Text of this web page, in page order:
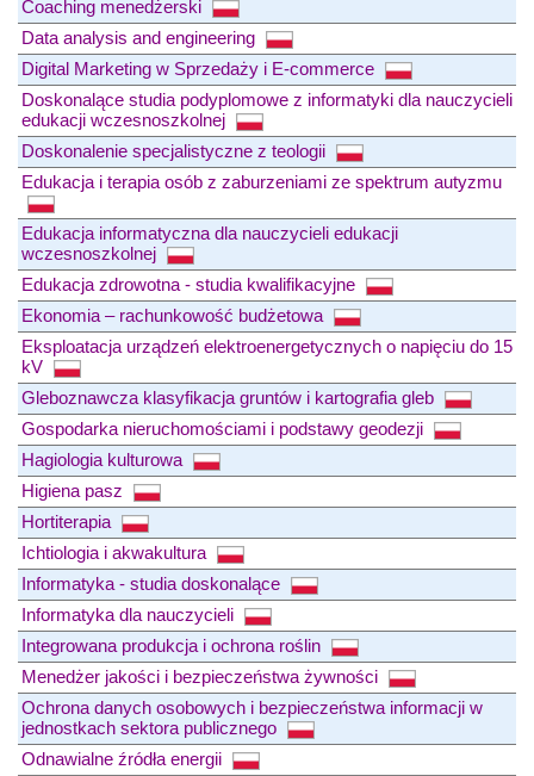
Coaching menedżerski
Data analysis and engineering
Digital Marketing w Sprzedaży i E-commerce
Doskonalące studia podyplomowe z informatyki dla nauczycieli
edukacji wczesnoszkolnej
Doskonalenie specjalistyczne z teologii
Edukacja i terapia osób z zaburzeniami ze spektrum autyzmu
Edukacja informatyczna dla nauczycieli edukacji
wczesnoszkolnej
Edukacja zdrowotna - studia kwalifikacyjne
Ekonomia – rachunkowość budżetowa
Eksploatacja urządzeń elektroenergetycznych o napięciu do 15
kV
Gleboznawcza klasyfikacja gruntów i kartografia gleb
Gospodarka nieruchomościami i podstawy geodezji
Hagiologia kulturowa
Higiena pasz
Hortiterapia
Ichtiologia i akwakultura
Informatyka - studia doskonalące
Informatyka dla nauczycieli
Integrowana produkcja i ochrona roślin
Menedżer jakości i bezpieczeństwa żywności
Ochrona danych osobowych i bezpieczeństwa informacji w
jednostkach sektora publicznego
Odnawialne źródła energii